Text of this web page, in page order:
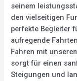
seinem
den vielseitigen
perfekte Begleiter
aufregende
Fahren mit
sorgt für einen
Steigungen und